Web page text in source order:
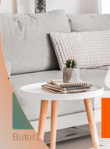
Houston 419
4.567Ft
Ugrás a
boltba
Butor1.hu